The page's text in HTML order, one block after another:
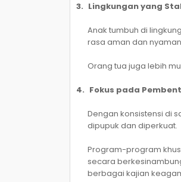
3. Lingkungan yang
Anak tumbuh di
rasa aman dan
Orang tua juga lebih
4. Fokus pada
Dengan konsistensi di
dipupuk dan diperkuat.
Program-program
secara
berbagai kajian